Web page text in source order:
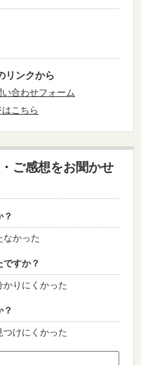
リンクから
合わせフォーム
こちら
ご感想をお聞かせ
なかった
すか？
かりにくかった
つけにくかった